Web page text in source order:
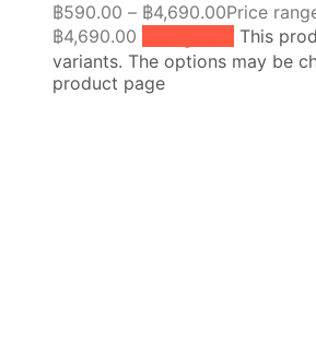
฿590.00 – ฿4,690.00Price
฿4,690.00
This
variants. The options may be
product page